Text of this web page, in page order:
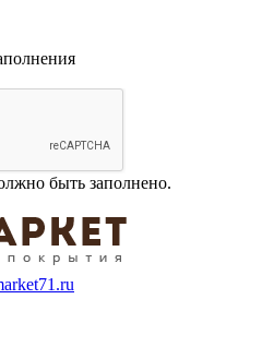
быть заполнено.